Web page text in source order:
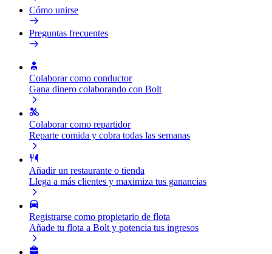
Cómo unirse
Preguntas frecuentes
Colaborar como conductor
Gana dinero colaborando con Bolt
Colaborar como repartidor
Reparte comida y cobra todas las semanas
Añadir un restaurante o tienda
Llega a más clientes y maximiza tus ganancias
Registrarse como propietario de flota
Añade tu flota a Bolt y potencia tus ingresos